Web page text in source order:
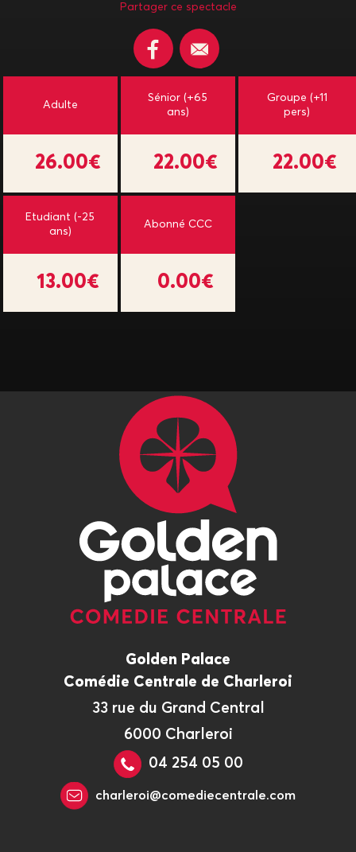
Partager ce spectacle
Adulte
26.00€
Sénior (+65
ans)
22.00€
Groupe (+11
pers)
22.00€
Etudiant (-25
ans)
13.00€
Abonné CCC
0.00€
Golden Palace
Comédie Centrale de Charleroi
33 rue du Grand Central
6000 Charleroi
04 254 05 00
charleroi@comediecentrale.com